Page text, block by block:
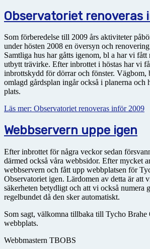
Observatoriet renoveras
Som förberedelse till 2009 års aktiviteter
under hösten 2008 en översyn och
Samtliga hus har gåtts igenom, bl a har vi
utbytt trävirke. Efter inbrottet i höstas har vi
inbrottskydd för dörrar och fönster. Vägbom,
omlagd gårdsplan ingår också i planerna och
plats.
Läs mer: Observatoriet renoveras inför 2009
Webbservern uppe igen
Efter inbrottet för några veckor sedan
därmed också våra webbsidor. Efter mycket
webbservern och fått upp webbplatsen för
Observatoriet igen. Lärdomen av detta är att
säkerheten betydligt och att vi också numera
regelbundet då den sker automatiskt.
Som sagt, välkomna tillbaka till Tycho Brahe
webbplats.
Webbmastern TBOBS